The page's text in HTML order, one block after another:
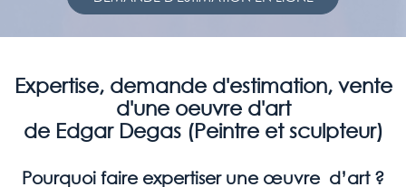
Expertise, demande d'estimation, vente
d'une oeuvre d'art
de Edgar Degas (Peintre et sculpteur)
Pourquoi faire expertiser une œuvre d’art ?